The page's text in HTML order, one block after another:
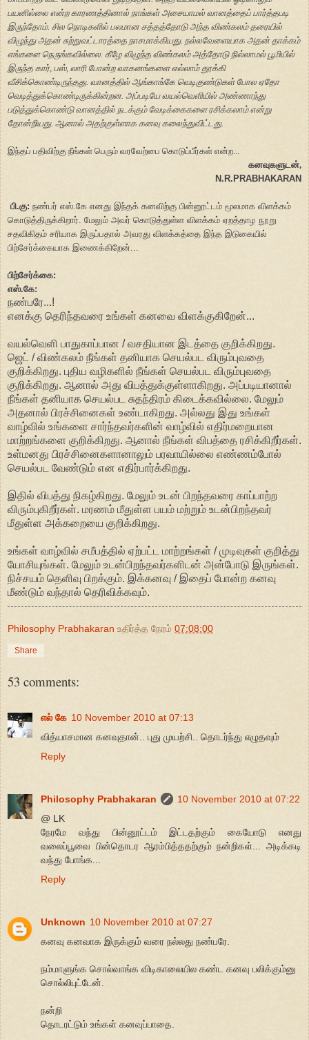
பயனில்லை என்ற காரணத்தினால் நாங்கள் அசையாமல் வானத்தைப் பார்த்தபடி
இருந்தோம். சில நொடிகளில் பலமான சத்தத்தோடு அந்த விண்கலம் தரையில்
விழுந்து அதன் சுற்றுவட்டாரத்தை நாசமாக்கியது. நல்லவேளையாக அதன் தாக்கம்
எங்களை நெருங்கவில்லை. கீழே விழுந்த விண்கலம் அத்தோடு நில்லாமல் பூமியில்
இருந்த கார், பஸ், லாரி போன்ற வாகனங்களை எல்லாம் தூக்கி
வீசிக்கொண்டிருந்தது. வானத்தில் ஆங்காங்கே வெடிகுண்டுகள் போல ஏதோ
வெடித்துக்கொண்டிருக்கின்றன. அப்படியே வயல்வெளியில் அண்ணாந்து
படுத்துக்கொண்டு வானத்தில் நடக்கும் வேடிக்கைகளை ரசிக்கலாம் என்று
தோன்றியது. ஆனால் அதற்குள்ளாக கனவு கலைந்துவிட்டது.
இந்தப் பதிவிற்கு நீங்கள் பெரும் வரவேற்பை கொடுப்பீர்கள் என்ற...
கனவுகளுடன்,
N.R.PRABHAKARAN
பி.கு: நண்பர் எஸ்.கே எனது இந்தக் கனவிற்கு பின்னூட்டம் மூலமாக விளக்கம்
கொடுத்திருக்கிறார். மேலும் அவர் கொடுத்துள்ள விளக்கம் ஏறத்தாழ நூறு
சதவிகிதம் சரியாக இருப்பதால் அவரது விளக்கத்தை இந்த இடுகையில்
பிற்சேர்க்கையாக இணைக்கிறேன்...
பிற்சேர்க்கை:
எஸ்.கே:
நண்பரே...!
எனக்கு தெரிந்தவரை உங்கள் கனவை விளக்குகிறேன்...
வயல்வெளி பாதுகாப்பான / வசதியான இடத்தை குறிக்கிறது.
ஜெட் / விண்கலம் நீங்கள் தனியாக செயல்பட விரும்புவதை
குறிக்கிறது. புதிய வழிகளில் நீங்கள் செயல்பட விரும்புவதை
குறிக்கிறது. ஆனால் அது விபத்துக்குள்ளாகிறது. அப்படியானால்
நீங்கள் தனியாக செயல்பட சுதந்திரம் கிடைக்கவில்லை. மேலும்
அதனால் பிரச்சினைகள் உண்டாகிறது. அல்லது இது உங்கள்
வாழ்வில் உங்களை சார்ந்தவர்களின் வாழ்வில் எதிர்மறையான
மாற்றங்களை குறிக்கிறது. ஆனால் நீங்கள் விபத்தை ரசிக்கிறீர்கள்.
உள்மனது பிரச்சினைகளானாலும் பரவாயில்லை எண்ணம்போல்
செயல்பட வேண்டும் என எதிர்பார்க்கிறது.
இதில் விபத்து நிகழ்கிறது. மேலும் உடன் பிறந்தவரை காப்பாற்ற
விரும்புகிறீர்கள். மரணம் மீதுள்ள பயம் மற்றும் உடன்பிறந்தவர்
மீதுள்ள அக்கறையை குறிக்கிறது.
உங்கள் வாழ்வில் சமீபத்தில் ஏற்பட்ட மாற்றங்கள் / முடிவுகள் குறித்து
யோசியுங்கள். மேலும் உடன்பிறந்தவர்களிடன் அன்போடு இருங்கள்.
நிச்சயம் தெளிவு பிறக்கும். இக்கனவு / இதைப் போன்ற கனவு
மீண்டும் வந்தால் தெரிவிக்கவும்.
Philosophy Prabhakaran உதிர்த்த நேரம் 07:08:00
Share
53 comments:
எல் கே 10 November 2010 at 07:13
வித்யாசமான கனவுதான்.. புது முயற்சி.. தொடர்ந்து எழுதவும்
Reply
Philosophy Prabhakaran
10 November 2010 at 07:22
@ LK
நேரமே வந்து பின்னூட்டம் இட்டதற்கும் கையோடு எனது
வலைப்பூவை பின்தொடர ஆரம்பித்ததற்கும் நன்றிகள்... அடிக்கடி
வந்து போங்க...
Reply
Unknown 10 November 2010 at 07:27
கனவு கனவாக இருக்கும் வரை நல்லது நண்பரே.
நம்மாளுங்க சொல்வாங்க விடிகாலையில கண்ட கனவு பலிக்கும்னு
சொல்லிபுட்டேன்.
நன்றி
தொடரட்டும் உங்கள் கனவுப்பாதை.